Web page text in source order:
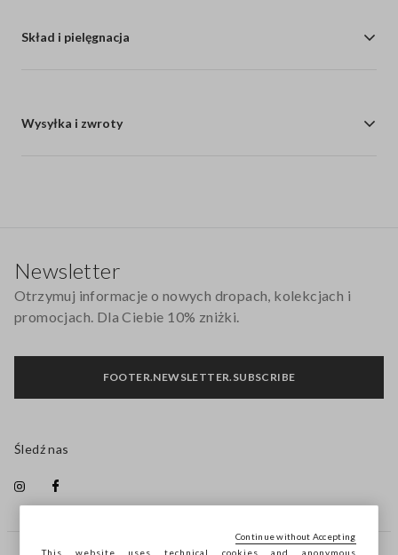
Skład i pielęgnacja
Wysyłka i zwroty
Newsletter
Otrzymuj informacje o nowych dropach, kolekcjach i
promocjach. Dla Ciebie 10% zniżki.
FOOTER.NEWSLETTER.SUBSCRIBE
Śledź nas
This website uses technical cookies and anonymous
Continue without Accepting